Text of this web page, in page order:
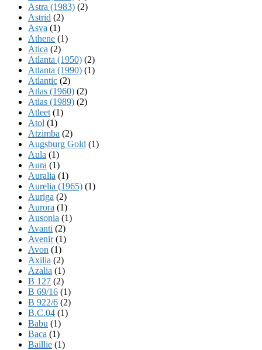
Astra (1983) (2)
Astrid (2)
Asva (1)
Athene (1)
Atica (2)
Atlanta (1950) (2)
Atlanta (1990) (1)
Atlantic (2)
Atlas (1960) (2)
Atlas (1989) (2)
Atleet (1)
Atol (1)
Atzimba (2)
Augsburg Gold (1)
Aula (1)
Aura (1)
Auralia (1)
Aurelia (1965) (1)
Auriga (2)
Aurora (1)
Ausonia (1)
Avanti (2)
Avenir(1)
Avon (1)
Axilia (2)
Azalia (1)
B 127 (2)
B 69/16 (1)
B 922/6 (2)
B.C.04 (1)
Babu (1)
Baca (1)
Baillie (1)